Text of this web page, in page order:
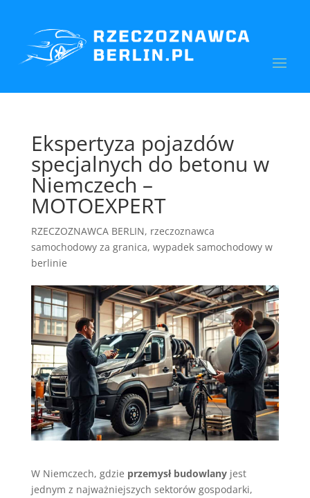
Ekspertyza pojazdów
specjalnych do betonu w
Niemczech –
MOTOEXPERT
RZECZOZNAWCA BERLIN, rzeczoznawca
samochodowy za granica, wypadek samochodowy w
berlinie
W Niemczech, gdzie przemysł budowlanyjest
jednym z najważniejszych sektorów gospodarki,